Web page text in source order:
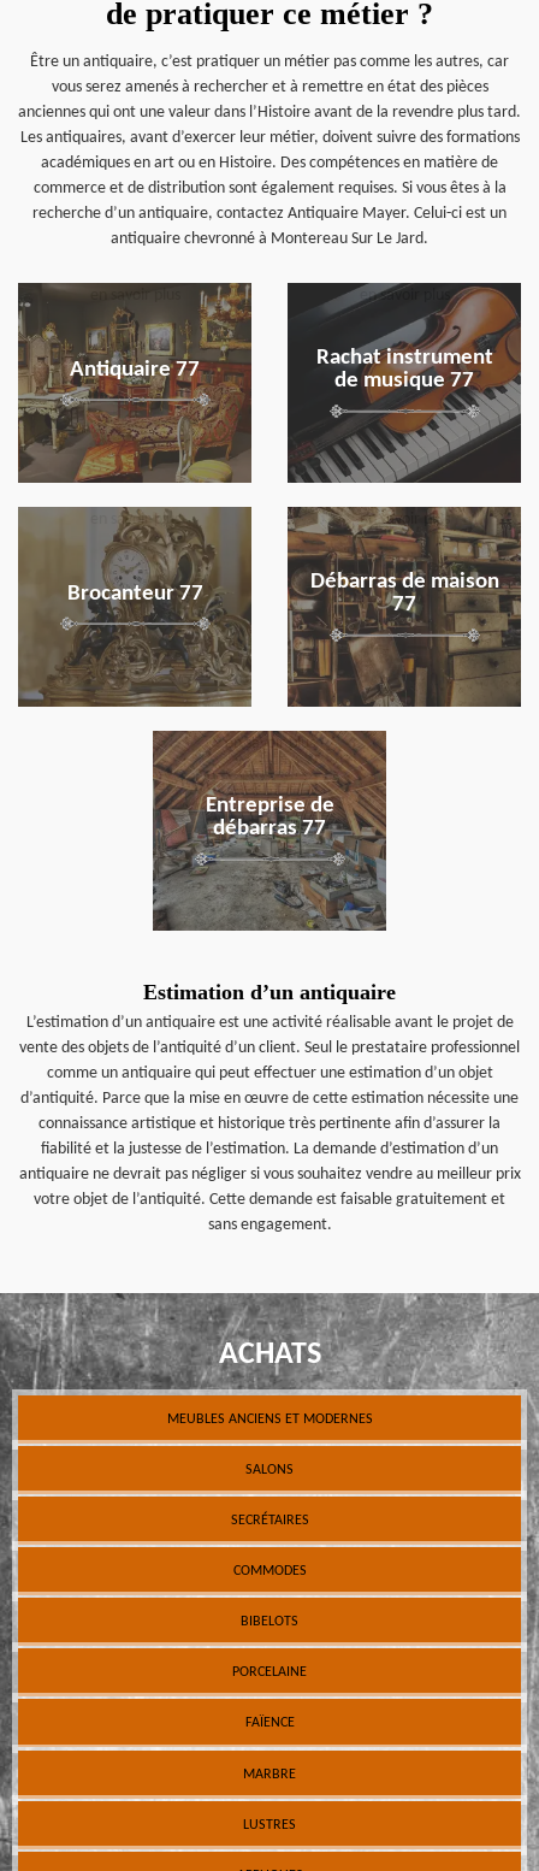
de pratiquer ce métier ?
Être un antiquaire, c’est pratiquer un métier pas comme les autres, car
vous serez amenés à rechercher et à remettre en état des pièces
anciennes qui ont une valeur dans l’Histoire avant de la revendre plus tard.
Les antiquaires, avant d’exercer leur métier, doivent suivre des formations
académiques en art ou en Histoire. Des compétences en matière de
commerce et de distribution sont également requises. Si vous êtes à la
recherche d’un antiquaire, contactez Antiquaire Mayer. Celui-ci est un
antiquaire chevronné à Montereau Sur Le Jard.
Antiquaire 77
en savoir plus
Rachat instrument
de musique 77
en savoir plus
Brocanteur 77
en savoir plus
Débarras de maison
77
en savoir plus
Entreprise de
débarras 77
en savoir plus
Estimation d’un antiquaire
L’estimation d’un antiquaire est une activité réalisable avant le projet de
vente des objets de l’antiquité d’un client. Seul le prestataire professionnel
comme un antiquaire qui peut effectuer une estimation d’un objet
d’antiquité. Parce que la mise en œuvre de cette estimation nécessite une
connaissance artistique et historique très pertinente afin d’assurer la
fiabilité et la justesse de l’estimation. La demande d’estimation d’un
antiquaire ne devrait pas négliger si vous souhaitez vendre au meilleur prix
votre objet de l’antiquité. Cette demande est faisable gratuitement et
sans engagement.
ACHATS
MEUBLES ANCIENS ET MODERNES
SALONS
SECRÉTAIRES
COMMODES
BIBELOTS
PORCELAINE
FAÏENCE
MARBRE
LUSTRES